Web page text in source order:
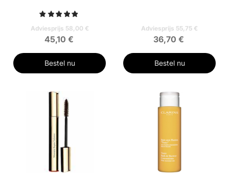
Adviesprijs 58,00 €
45,10 €
Bestel nu
Adviesprijs 55,75 €
36,70 €
Bestel nu